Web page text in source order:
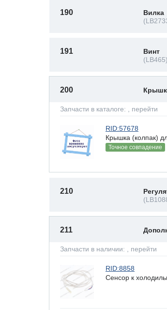
190
Вилка
191
Винт
(LB465)
200
Запчасти в каталоге: , перейти
RID:57678
Крышка (колпак)
Точное совпадение
210
211
Запчасти в наличии: , перейти
RID:8858
Сенсор к